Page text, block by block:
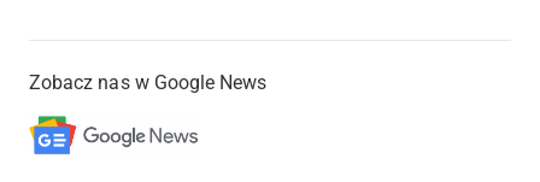
Zobacz nas w Google News